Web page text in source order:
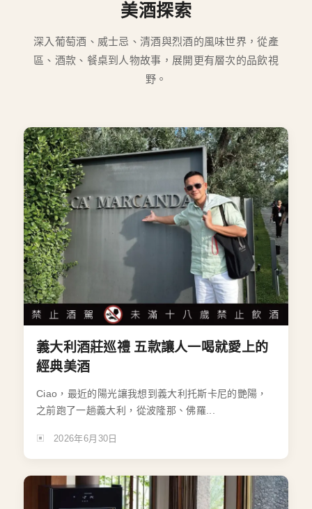
美酒探索
深入葡萄酒、威士忌、清酒與烈酒的風味世界，從產
區、酒款、餐桌到人物故事，展開更有層次的品飲視
野。
義大利酒莊巡禮 五款讓人一喝就愛上的
經典美酒
Ciao，最近的陽光讓我想到義大利托斯卡尼的艷陽，
之前跑了一趟義大利，從波隆那、佛羅...
2026年6月30日